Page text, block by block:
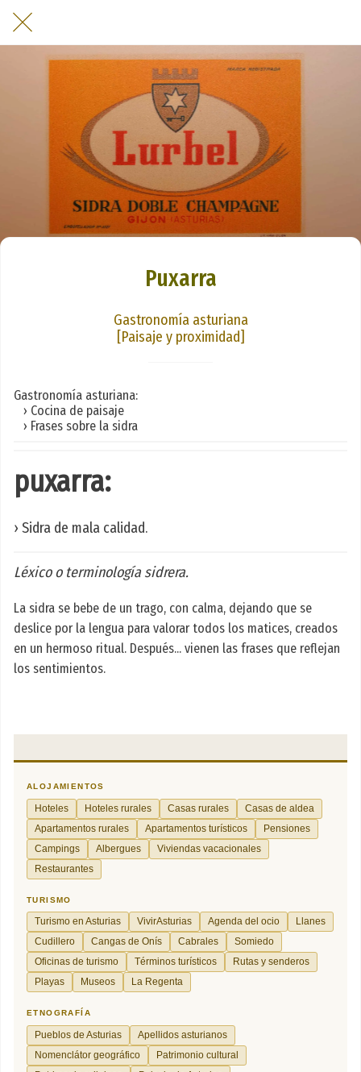
Puxarra
Gastronomía asturiana
[Paisaje y proximidad]
Gastronomía asturiana:
› Cocina de paisaje
› Frases sobre la sidra
puxarra:
› Sidra de mala calidad.
Léxico o terminología sidrera.
La sidra se bebe de un trago, con calma, dejando que se
deslice por la lengua para valorar todos los matices, creados
en un hermoso ritual. Después... vienen las frases que reflejan
los sentimientos.